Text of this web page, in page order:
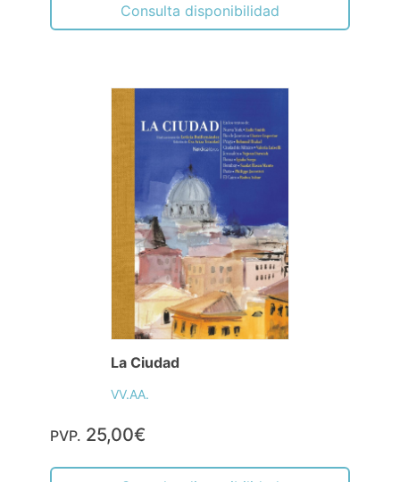
Consulta disponibilidad
La Ciudad
VV.AA.
PVP. 25,00€